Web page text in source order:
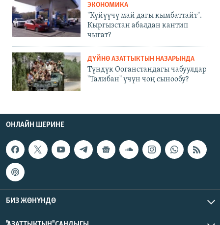
ЭКОНОМИКА
"Күйүүчү май дагы кымбаттайт".
Кыргызстан абалдан кантип
чыгат?
ДҮЙНӨ АЗАТТЫКТЫН НАЗАРЫНДА
Түндүк Ооганстандагы чабуулдар
"Талибан" үчүн чоң сынообу?
ОНЛАЙН ШЕРИНЕ
БИЗ ЖӨНҮНДӨ